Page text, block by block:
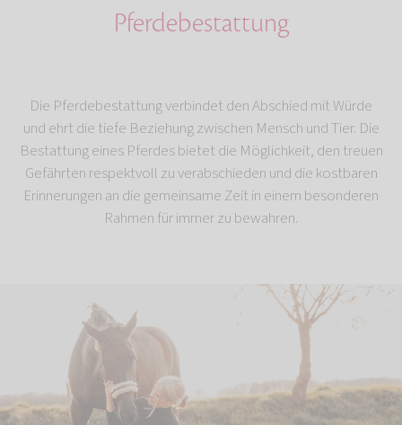
Pferdebestattung
Die Pferdebestattung verbindet den Abschied mit Würde
und ehrt die tiefe Beziehung zwischen Mensch und Tier. Die
Bestattung eines Pferdes bietet die Möglichkeit, den treuen
Gefährten respektvoll zu verabschieden und die kostbaren
Erinnerungen an die gemeinsame Zeit in einem besonderen
Rahmen für immer zu bewahren.